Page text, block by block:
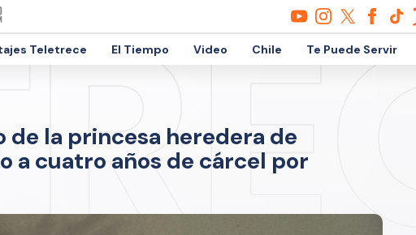
Teletrece El Tiempo Video Chile Te Puede Servir
de la princesa heredera de
a cuatro años de cárcel por